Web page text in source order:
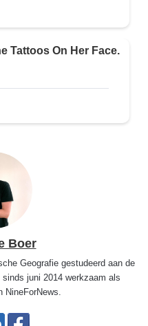
Boer
Geografie gestudeerd aan de
juni 2014 werkzaam als
NineForNews.